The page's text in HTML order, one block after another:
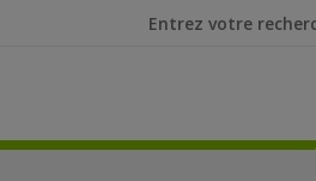
Je cherche